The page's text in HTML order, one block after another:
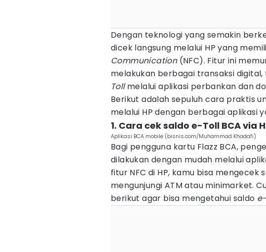
Dengan teknologi yang semakin
dicek langsung melalui HP yang
Communication(NFC). Fitur ini
melakukan berbagai transaksi
Tollmelalui aplikasi perbankan dan
Berikut adalah sepuluh cara praktis
melalui HP dengan berbagai aplikasi
1. Cara cek saldo e-Toll BCA via
Aplikasi BCA mobile (bisnis.com/Muhammad Khadafi)
Bagi pengguna kartu Flazz BCA,
dilakukan dengan mudah melalui
fitur NFC di HP, kamu bisa mengecek
mengunjungi ATM atau minimarket.
berikut agar bisa mengetahui saldo